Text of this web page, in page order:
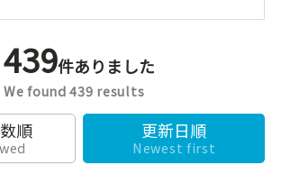
439件ありました
We found 439 results
順 更新日順
Newest first